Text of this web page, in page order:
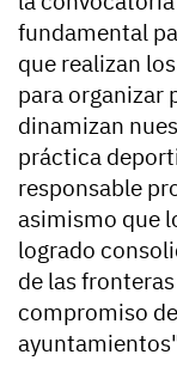
fundamental
que realizan
para organizar
dinamizan
práctica
responsable
asimismo que
logrado
de las
compromiso